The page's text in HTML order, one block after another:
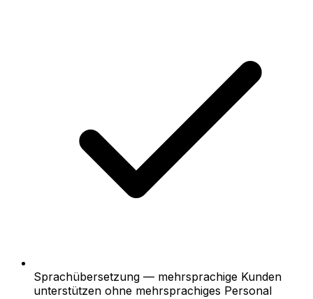
Sprachübersetzung — mehrsprachige Kunden
unterstützen ohne mehrsprachiges Personal